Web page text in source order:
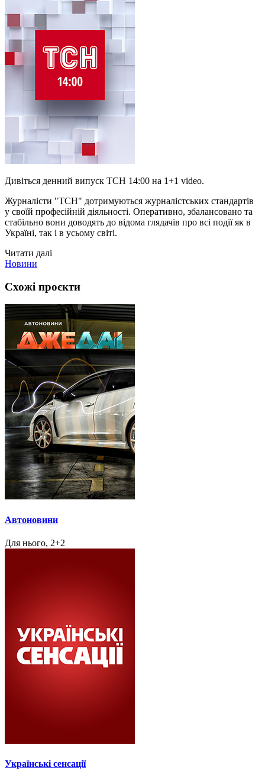
Дивіться денний випуск ТСН 14:00 на 1+1 video.
Журналісти "ТСН" дотримуються журналістських стандартів
у своїй професійній діяльності. Оперативно, збалансовано та
стабільно вони доводять до відома глядачів про всі події як в
Україні, так і в усьому світі.
Читати далі
Новини
Схожі проєкти
Автоновини
Для нього, 2+2
Українські сенсації